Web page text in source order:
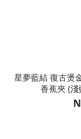
星夢藍結 復古燙
香蕉夾 (